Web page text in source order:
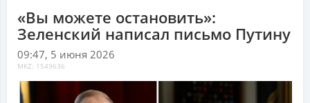
«Вы можете остановить»:
Зеленский написал письмо Путину
09:47, 5 июня 2026
MKZ: 1549636